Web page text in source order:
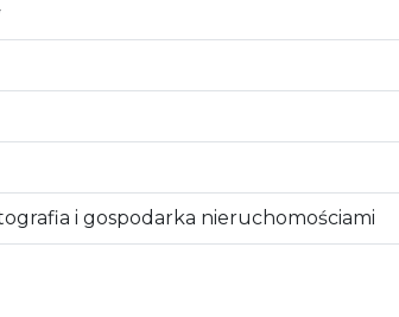
i gospodarka nieruchomościami